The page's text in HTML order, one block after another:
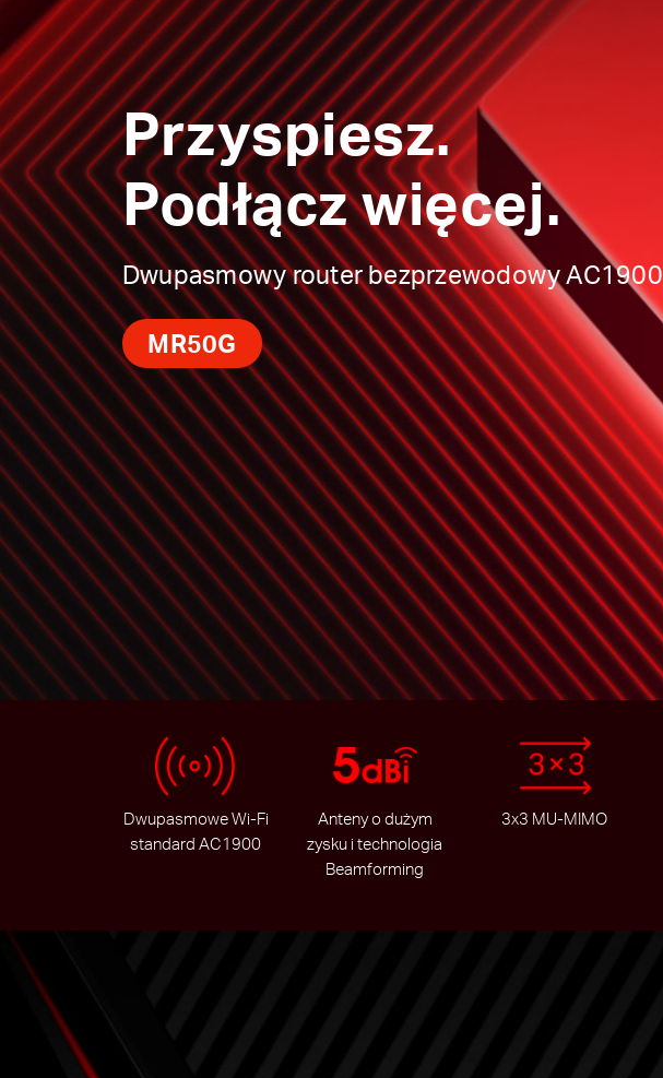
Przyspiesz.
Podłącz więcej.
Dwupasmowy router bezprzewodowy AC1900
MR50G
Dwupasmowe Wi-Fi
standard AC1900
Anteny o dużym
zysku i technologia
Beamforming
3x3 MU-MIMO